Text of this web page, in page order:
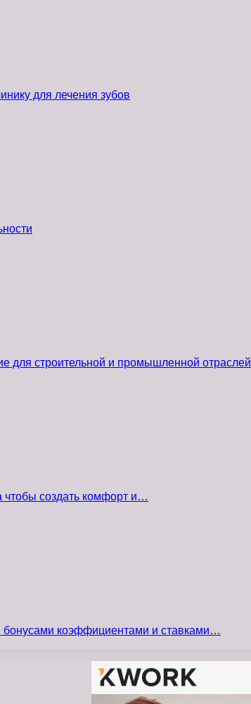
для лечения зубов
для строительной и промышленной отраслей
чтобы создать комфорт и…
бонусами коэффициентами и ставками…